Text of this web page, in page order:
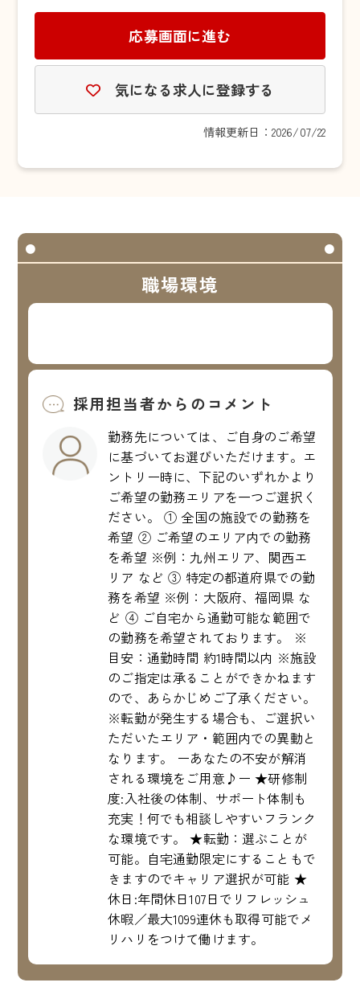
応募画面に進む
気になる求人に登録する
情報更新日：2026/07/22
職場環境
採用担当者からのコメント
勤務先については、ご自身のご希望
に基づいてお選びいただけます。エ
ントリー時に、下記のいずれかより
ご希望の勤務エリアを一つご選択く
ださい。 ① 全国の施設での勤務を
希望 ② ご希望のエリア内での勤務
を希望 ※例：九州エリア、関西エ
リア など ③ 特定の都道府県での勤
務を希望 ※例：大阪府、福岡県 な
ど ④ ご自宅から通勤可能な範囲で
の勤務を希望されております。 ※
目安：通勤時間 約1時間以内 ※施設
のご指定は承ることができかねます
ので、あらかじめご了承ください。
※転勤が発生する場合も、ご選択い
ただいたエリア・範囲内での異動と
なります。 ーあなたの不安が解消
される環境をご用意♪ー ★研修制
度:入社後の体制、サポート体制も
充実！何でも相談しやすいフランク
な環境です。 ★転勤：選ぶことが
可能。自宅通勤限定にすることもで
きますのでキャリア選択が可能 ★
休日:年間休日107日でリフレッシュ
休暇／最大1099連休も取得可能でメ
リハリをつけて働けます。